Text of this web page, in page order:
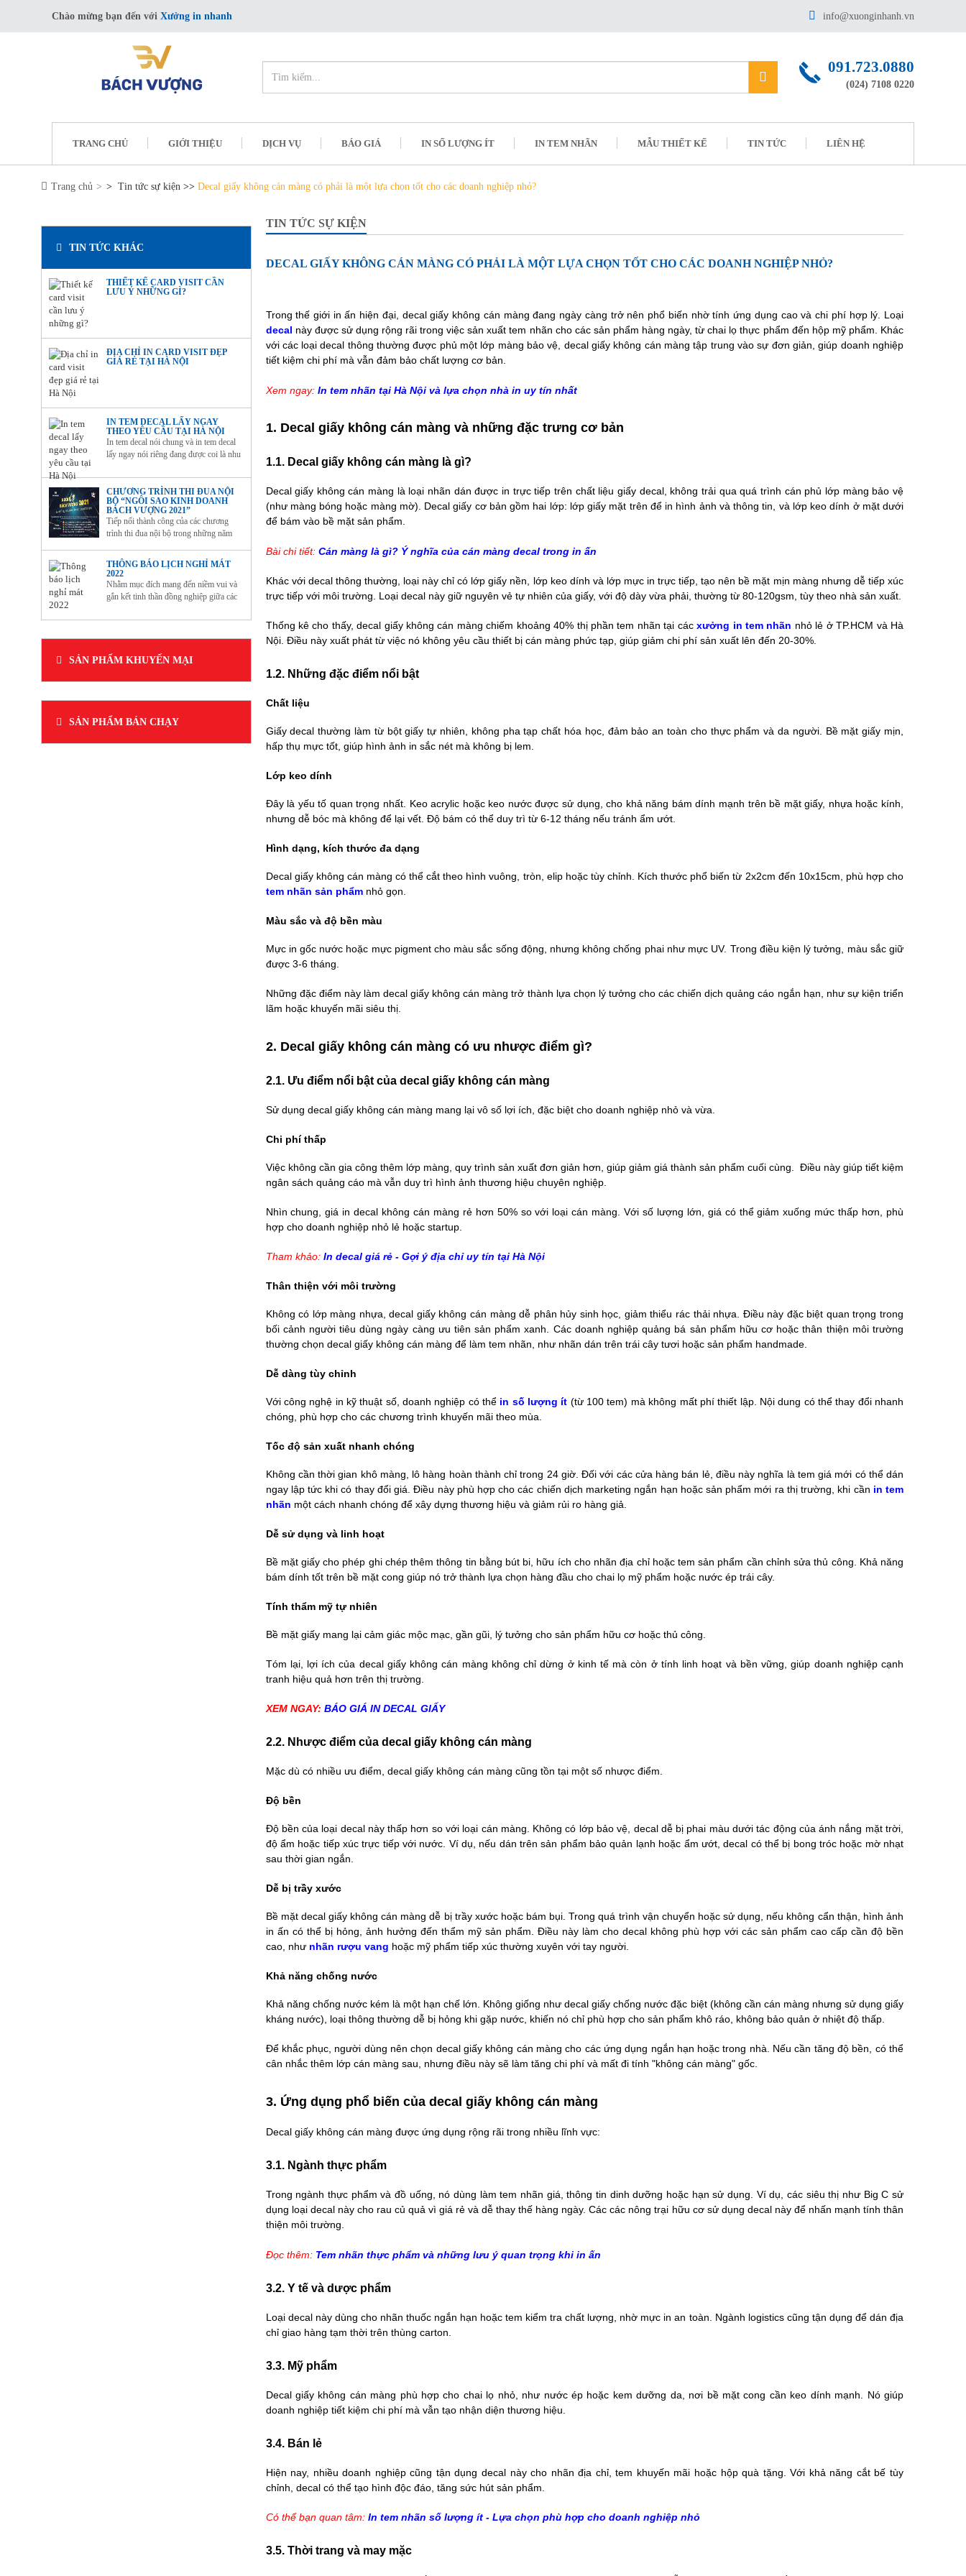
Chào mừng bạn đến với Xưởng in nhanh info@xuonginhanh.vn
091.723.0880
(024) 7108 0220
TRANG CHỦ GIỚI THIỆU DỊCH VỤ BÁO GIÁ IN SỐ LƯỢNG ÍT IN TEM NHÃN MẪU THIẾT KẾ TIN TỨC LIÊN HỆ
Trang chủ > Tin tức sự kiện >> Decal giấy không cán màng có phải là một lựa chọn tốt cho các doanh nghiệp nhỏ?
TIN TỨC KHÁC
THIẾT KẾ CARD VISIT CẦN
LƯU Ý NHỮNG GÌ?
ĐỊA CHỈ IN CARD VISIT ĐẸP
GIÁ RẺ TẠI HÀ NỘI
IN TEM DECAL LẤY NGAY
THEO YÊU CẦU TẠI HÀ NỘI
In tem decal nói chung và in tem decal
lấy ngay nói riêng đang được coi là nhu
nghiệp. Bởi lẽ, hàng hóa lưu thông trên
thị trường cần phải có tem nhãn để
chứng minh nguồn gốc, xuất xứ và giúp
người tiêu...
CHƯƠNG TRÌNH THI ĐUA NỘI
BỘ “NGÔI SAO KINH DOANH
BÁCH VƯỢNG 2021”
Tiếp nối thành công của các chương
trình thi đua nội bộ trong những năm
Đầu tư Bách Vượng đã quyết định triển
khai chương trình thi đua đặc biệt mang
tên: “Ngôi sao Kinh doanh Bách
Vượng 2021”.
THÔNG BÁO LỊCH NGHỈ MÁT
2022
Nhằm mục đích mang đến niềm vui và
gắn kết tinh thần đồng nghiệp giữa các
Tập đoàn Đầu tư Bách Vượng tổ chức
SẢN PHẨM KHUYẾN MẠI
SẢN PHẨM BÁN CHẠY
TIN TỨC SỰ KIỆN
DECAL GIẤY KHÔNG CÁN MÀNG CÓ PHẢI LÀ MỘT LỰA CHỌN TỐT CHO CÁC DOANH NGHIỆP NHỎ?
Trong thế giới in ấn hiện đại, decal giấy không cán màng đang ngày càng trở nên phổ biến nhờ tính ứng dụng cao và chi phí hợp lý. Loại
decal này được sử dụng rộng rãi trong việc sản xuấttem nhãn cho các sản phẩm hàng ngày, từ chai lọ thực phẩm đến hộp mỹ phẩm. Khác
với các loại decal thông thường được phủ một lớp màng bảo vệ, decal giấy không cán màng tập trung vào sự đơn giản, giúp doanh nghiệp
tiết kiệm chi phí mà vẫn đảm bảo chất lượng cơ bản.
Xem ngay: In tem nhãn tại Hà Nộivà lựa chọn nhà in uy tín nhất
1. Decal giấy không cán màng và những đặc trưng cơ bản
1.1. Decal giấy không cán màng là gì?
Decal giấy không cán màng là loại nhãn dán được in trực tiếp trên chất liệu giấy decal, không trải qua quá trình cán phủ lớp màng bảo vệ
(như màng bóng hoặc màng mờ). Decal giấy cơ bản gồm hai lớp: lớp giấy mặt trên để in hình ảnh và thông tin, và lớp keo dính ở mặt dưới
để bám vào bề mặt sản phẩm.
Bài chi tiết: Cán màng là gì? Ý nghĩa của cán màng decal trong in ấn
Khác với decal thông thường, loại này chỉ có lớp giấy nền, lớp keo dính và lớp mực in trực tiếp, tạo nên bề mặt mịn màng nhưng dễ tiếp xúc
trực tiếp với môi trường. Loại decal này giữ nguyên vẻ tự nhiên của giấy, với độ dày vừa phải, thường từ 80-120gsm, tùy theo nhà sản xuất.
Thống kê cho thấy, decal giấy không cán màng chiếm khoảng 40% thị phần tem nhãn tại cácxưởng in tem nhãn nhỏ lẻ ở TP.HCM và Hà
Nội. Điều này xuất phát từ việc nó không yêu cầu thiết bị cán màng phức tạp, giúp giảm chi phí sản xuất lên đến 20-30%.
1.2. Những đặc điểm nổi bật
Chất liệu
Giấy decal thường làm từ bột giấy tự nhiên, không pha tạp chất hóa học, đảm bảo an toàn cho thực phẩm và da người. Bề mặt giấy mịn,
hấp thụ mực tốt, giúp hình ảnh in sắc nét mà không bị lem.
Lớp keo dính
Đây là yếu tố quan trọng nhất. Keo acrylic hoặc keo nước được sử dụng, cho khả năng bám dính mạnh trên bề mặt giấy, nhựa hoặc kính,
nhưng dễ bóc mà không để lại vết. Độ bám có thể duy trì từ 6-12 tháng nếu tránh ẩm ướt.
Hình dạng, kích thước đa dạng
Decal giấy không cán màng có thể cắt theo hình vuông, tròn, elip hoặc tùy chỉnh. Kích thước phổ biến từ 2x2cm đến 10x15cm, phù hợp cho
tem nhãn sản phẩmnhỏ gọn.
Màu sắc và độ bền màu
Mực in gốc nước hoặc mực pigment cho màu sắc sống động, nhưng không chống phai như mực UV. Trong điều kiện lý tưởng, màu sắc giữ
được 3-6 tháng.
Những đặc điểm này làm decal giấy không cán màng trở thành lựa chọn lý tưởng cho các chiến dịch quảng cáo ngắn hạn, như sự kiện triển
lãm hoặc khuyến mãi siêu thị.
2. Decal giấy không cán màng có ưu nhược điểm gì?
2.1. Ưu điểm nổi bật của decal giấy không cán màng
Sử dụng decal giấy không cán màng mang lại vô số lợi ích, đặc biệt cho doanh nghiệp nhỏ và vừa.
Chi phí thấp
Việc không cần gia công thêm lớp màng, quy trình sản xuất đơn giản hơn, giúp giảm giá thành sản phẩm cuối cùng. Điều này giúp tiết kiệm
ngân sách quảng cáo mà vẫn duy trì hình ảnh thương hiệu chuyên nghiệp.
Nhìn chung, giá in decal không cán màng rẻ hơn 50% so với loại cán màng. Với số lượng lớn, giá có thể giảm xuống mức thấp hơn, phù
hợp cho doanh nghiệp nhỏ lẻ hoặc startup.
Tham khảo: In decal giá rẻ- Gợi ý địa chỉ uy tín tại Hà Nội
Thân thiện với môi trường
Không có lớp màng nhựa, decal giấy không cán màng dễ phân hủy sinh học, giảm thiểu rác thải nhựa. Điều này đặc biệt quan trọng trong
bối cảnh người tiêu dùng ngày càng ưu tiên sản phẩm xanh. Các doanh nghiệp quảng bá sản phẩm hữu cơ hoặc thân thiện môi trường
thường chọn decal giấy không cán màng để làm tem nhãn, như nhãn dán trên trái cây tươi hoặc sản phẩm handmade.
Dễ dàng tùy chỉnh
Với công nghệ in kỹ thuật số, doanh nghiệp có thể in số lượng ít (từ 100 tem) mà không mất phí thiết lập. Nội dung có thể thay đổi nhanh
chóng, phù hợp cho các chương trình khuyến mãi theo mùa.
Tốc độ sản xuất nhanh chóng
Không cần thời gian khô màng, lô hàng hoàn thành chỉ trong 24 giờ. Đối với các cửa hàng bán lẻ, điều này nghĩa là tem giá mới có thể dán
ngay lập tức khi có thay đổi giá. Điều này phù hợp cho các chiến dịch marketing ngắn hạn hoặc sản phẩm mới ra thị trường, khi cần in tem
nhãn một cách nhanh chóng để xây dựng thương hiệu và giảm rủi ro hàng giả.
Dễ sử dụng và linh hoạt
Bề mặt giấy cho phép ghi chép thêm thông tin bằng bút bi, hữu ích cho nhãn địa chỉ hoặc tem sản phẩm cần chỉnh sửa thủ công. Khả năng
bám dính tốt trên bề mặt cong giúp nó trở thành lựa chọn hàng đầu cho chai lọ mỹ phẩm hoặc nước ép trái cây.
Tính thẩm mỹ tự nhiên
Bề mặt giấy mang lại cảm giác mộc mạc, gần gũi, lý tưởng cho sản phẩm hữu cơ hoặc thủ công.
Tóm lại, lợi ích của decal giấy không cán màng không chỉ dừng ở kinh tế mà còn ở tính linh hoạt và bền vững, giúp doanh nghiệp cạnh
tranh hiệu quả hơn trên thị trường.
XEM NGAY: BÁO GIÁ IN DECAL GIẤY
2.2. Nhược điểm của decal giấy không cán màng
Mặc dù có nhiều ưu điểm, decal giấy không cán màng cũng tồn tại một số nhược điểm.
Độ bền
Độ bền của loại decal này thấp hơn so với loại cán màng. Không có lớp bảo vệ, decal dễ bị phai màu dưới tác động của ánh nắng mặt trời,
độ ẩm hoặc tiếp xúc trực tiếp với nước. Ví dụ, nếu dán trên sản phẩm bảo quản lạnh hoặc ẩm ướt, decal có thể bị bong tróc hoặc mờ nhạt
sau thời gian ngắn.
Dễ bị trầy xước
Bề mặt decal giấy không cán màng dễ bị trầy xước hoặc bám bụi. Trong quá trình vận chuyển hoặc sử dụng, nếu không cẩn thận, hình ảnh
in ấn có thể bị hỏng, ảnh hưởng đến thẩm mỹ sản phẩm. Điều này làm cho decal không phù hợp với các sản phẩm cao cấp cần độ bền
cao, như nhãn rượu vang hoặc mỹ phẩm tiếp xúc thường xuyên với tay người.
Khả năng chống nước
Khả năng chống nước kém là một hạn chế lớn. Không giống như decal giấy chống nước đặc biệt (không cần cán màng nhưng sử dụng giấy
kháng nước), loại thông thường dễ bị hỏng khi gặp nước, khiến nó chỉ phù hợp cho sản phẩm khô ráo, không bảo quản ở nhiệt độ thấp.
Để khắc phục, người dùng nên chọn decal giấy không cán màng cho các ứng dụng ngắn hạn hoặc trong nhà. Nếu cần tăng độ bền, có thể
cân nhắc thêm lớp cán màng sau, nhưng điều này sẽ làm tăng chi phí và mất đi tính "không cán màng" gốc.
3. Ứng dụng phổ biến của decal giấy không cán màng
Decal giấy không cán màng được ứng dụng rộng rãi trong nhiều lĩnh vực:
3.1. Ngành thực phẩm
Trong ngành thực phẩm và đồ uống, nó dùng làm tem nhãn giá, thông tin dinh dưỡng hoặc hạn sử dụng. Ví dụ, các siêu thị như Big C sử
dụng loại decal này cho rau củ quả vì giá rẻ và dễ thay thế hàng ngày. Các các nông trại hữu cơ sử dụng decal này để nhấn mạnh tính thân
thiện môi trường.
Đọc thêm: Tem nhãn thực phẩmvà những lưu ý quan trọng khi in ấn
3.2. Y tế và dược phẩm
Loại decal này dùng cho nhãn thuốc ngắn hạn hoặc tem kiểm tra chất lượng, nhờ mực in an toàn. Ngành logistics cũng tận dụng để dán địa
chỉ giao hàng tạm thời trên thùng carton.
3.3. Mỹ phẩm
Decal giấy không cán màng phù hợp cho chai lọ nhỏ, như nước ép hoặc kem dưỡng da, nơi bề mặt cong cần keo dính mạnh. Nó giúp
doanh nghiệp tiết kiệm chi phí mà vẫn tạo nhận diện thương hiệu.
3.4. Bán lẻ
Hiện nay, nhiều doanh nghiệp cũng tận dụng decal này cho nhãn địa chỉ, tem khuyến mãi hoặc hộp quà tặng. Với khả năng cắt bế tùy
chỉnh, decal có thể tạo hình độc đáo, tăng sức hút sản phẩm.
Có thể bạn quan tâm: In tem nhãn số lượng ít- Lựa chọn phù hợp cho doanh nghiệp nhỏ
3.5. Thời trang và may mặc